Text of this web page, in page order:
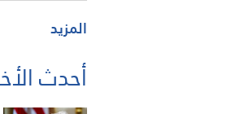
المزيد
أحدث